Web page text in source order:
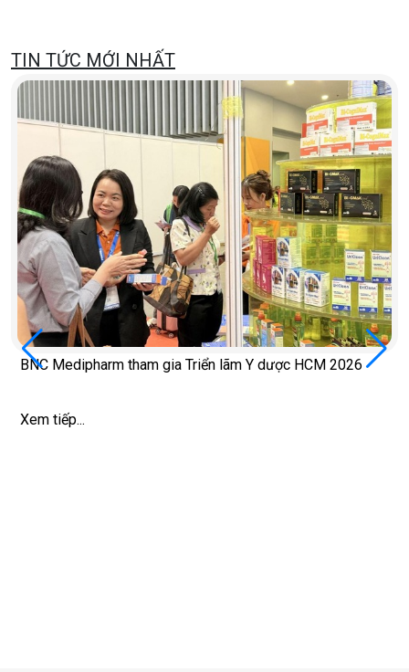
TIN TỨC MỚI NHẤT
BNC Medipharm tham gia Triển lãm Y dược HCM 2026
Xem tiếp...